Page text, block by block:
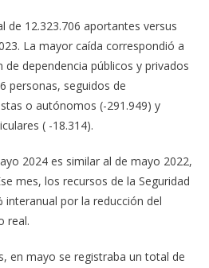
de 12.323.706 aportantes versus
La mayor caída correspondió a
dependencia públicos y privados
personas, seguidos de
o autónomos (-291.949) y
( -18.314).
2024 es similar al de mayo 2022,
mes, los recursos de la Seguridad
interanual por la reducción del
real.
en mayo se registraba un total de